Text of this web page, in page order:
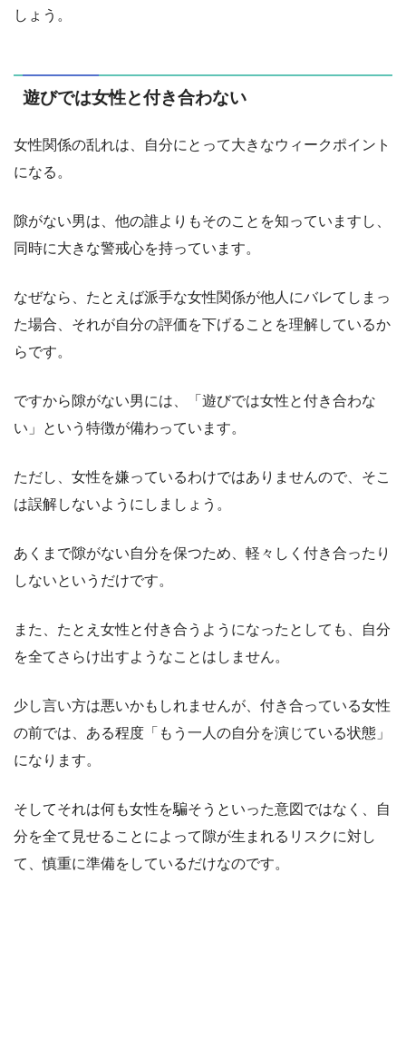
しょう。
遊びでは女性と付き合わない
女性関係の乱れは、自分にとって大きなウィークポイント
になる。
隙がない男は、他の誰よりもそのことを知っていますし、
同時に大きな警戒心を持っています。
なぜなら、たとえば派手な女性関係が他人にバレてしまっ
た場合、それが自分の評価を下げることを理解しているか
らです。
ですから隙がない男には、「遊びでは女性と付き合わな
い」という特徴が備わっています。
ただし、女性を嫌っているわけではありませんので、そこ
は誤解しないようにしましょう。
あくまで隙がない自分を保つため、軽々しく付き合ったり
しないというだけです。
また、たとえ女性と付き合うようになったとしても、自分
を全てさらけ出すようなことはしません。
少し言い方は悪いかもしれませんが、付き合っている女性
の前では、ある程度「もう一人の自分を演じている状態」
になります。
そしてそれは何も女性を騙そうといった意図ではなく、自
分を全て見せることによって隙が生まれるリスクに対し
て、慎重に準備をしているだけなのです。